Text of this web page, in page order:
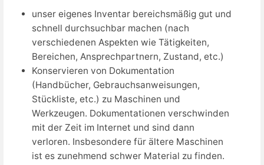
unser eigenes Inventar bereichsmäßig gut und
schnell durchsuchbar machen (nach
verschiedenen Aspekten wie Tätigkeiten,
Bereichen, Ansprechpartnern, Zustand, etc.)
Konservieren von Dokumentation
(Handbücher, Gebrauchsanweisungen,
Stückliste, etc.) zu Maschinen und
Werkzeugen. Dokumentationen verschwinden
mit der Zeit im Internet und sind dann
verloren. Insbesondere für ältere Maschinen
ist es zunehmend schwer Material zu finden.